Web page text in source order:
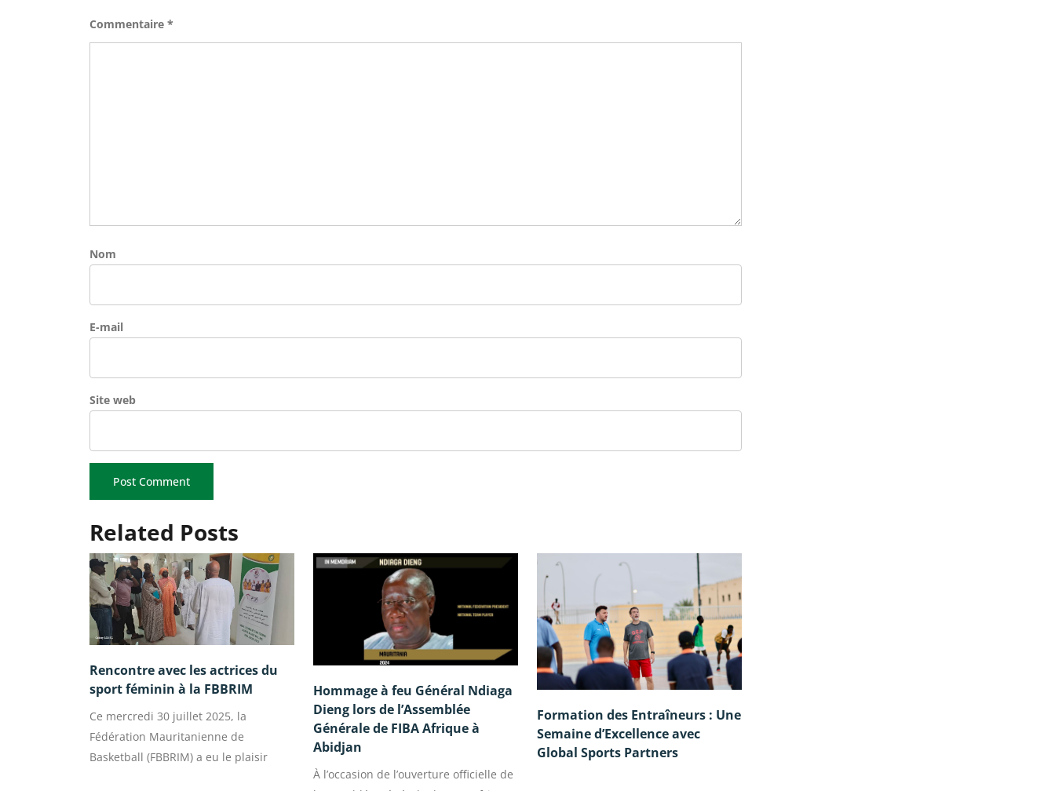
Commentaire *
Nom
E-mail
Site web
Related Posts
Rencontre avec les actrices du
sport féminin à la FBBRIM
Ce mercredi 30 juillet 2025, la
Fédération Mauritanienne de
Basketball (FBBRIM) a eu le plaisir
Hommage à feu Général Ndiaga
Dieng lors de l’Assemblée
Générale de FIBA Afrique à
Abidjan
À l’occasion de l’ouverture officielle de
Formation des Entraîneurs : Une
Semaine d’Excellence avec
Global Sports Partners